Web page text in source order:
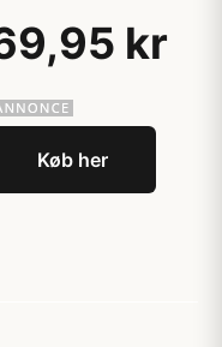
kr
Køb her